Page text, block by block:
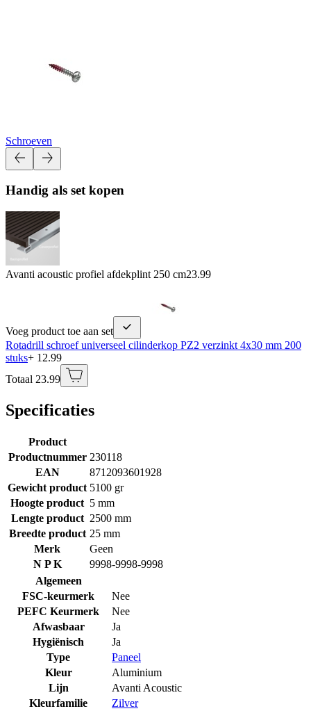
Schroeven
Handig als set kopen
Avanti acoustic profiel afdekplint 250 cm23.99
Voeg product toe aan set
Rotadrill schroef universeel cilinderkop PZ2 verzinkt 4x30 mm 200
stuks+ 12.99
Totaal 23.99
Specificaties
Product
Productnummer 230118
EAN
8712093601928
Gewicht product 5100 gr
Hoogte product 5 mm
Lengte product 2500 mm
Breedte product 25 mm
Merk
Geen
N P K
9998-9998-9998
Algemeen
FSC-keurmerk
Nee
PEFC Keurmerk
Nee
Afwasbaar
Ja
Hygiënisch
Ja
Type
Paneel
Kleur
Aluminium
Lijn
Avanti Acoustic
Kleurfamilie
Zilver